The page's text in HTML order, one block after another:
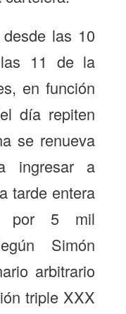
las 10
11 de la
en función
día repiten
se renueva
ingresar a
tarde entera
por 5 mil
Simón
arbitrario
triple XXX